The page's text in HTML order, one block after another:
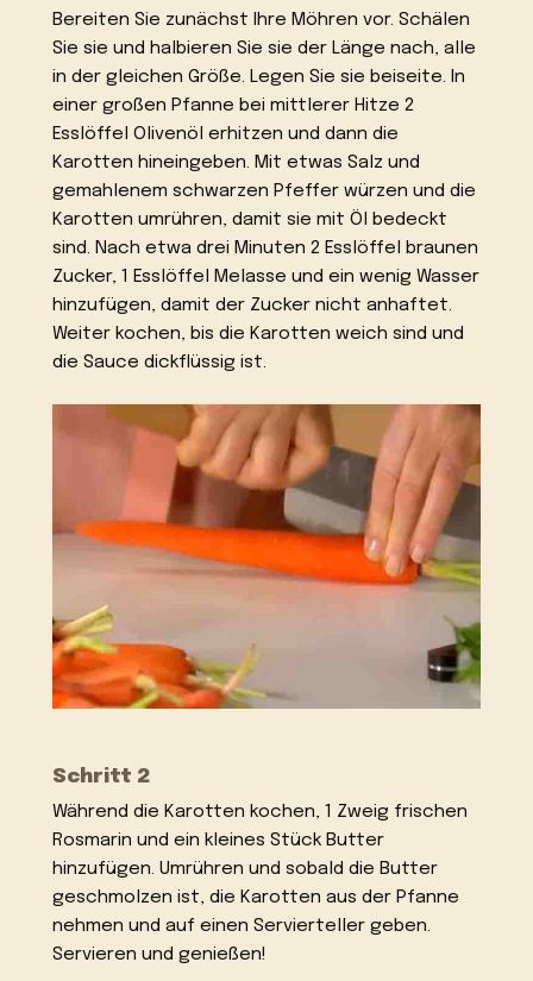
Bereiten Sie zunächst Ihre Möhren vor. Schälen
Sie sie und halbieren Sie sie der Länge nach, alle
in der gleichen Größe. Legen Sie sie beiseite. In
einer großen Pfanne bei mittlerer Hitze 2
Esslöffel Olivenöl erhitzen und dann die
Karotten hineingeben. Mit etwas Salz und
gemahlenem schwarzen Pfeffer würzen und die
Karotten umrühren, damit sie mit Öl bedeckt
sind. Nach etwa drei Minuten 2 Esslöffel braunen
Zucker, 1 Esslöffel Melasse und ein wenig Wasser
hinzufügen, damit der Zucker nicht anhaftet.
Weiter kochen, bis die Karotten weich sind und
die Sauce dickflüssig ist.
Schritt 2
Während die Karotten kochen, 1 Zweig frischen
Rosmarin und ein kleines Stück Butter
hinzufügen. Umrühren und sobald die Butter
geschmolzen ist, die Karotten aus der Pfanne
nehmen und auf einen Servierteller geben.
Servieren und genießen!